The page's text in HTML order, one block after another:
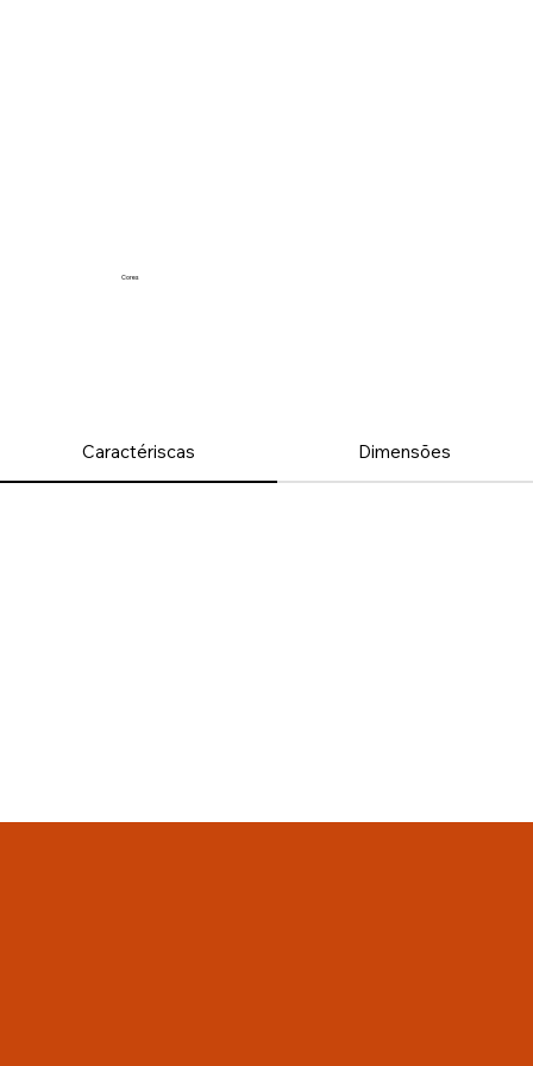
Cores
Caractériscas Dimensões